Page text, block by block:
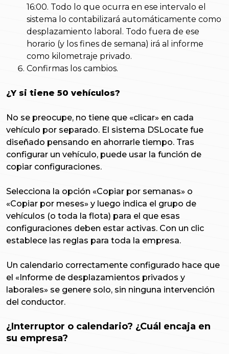
16:00. Todo lo que ocurra en ese intervalo el
sistema lo contabilizará automáticamente como
desplazamiento laboral. Todo fuera de ese
horario (y los fines de semana) irá al informe
como kilometraje privado.
Confirmas los cambios.
¿Y si tiene 50 vehículos?
No se preocupe, no tiene que «clicar» en cada
vehículo por separado. El sistema DSLocate fue
diseñado pensando en ahorrarle tiempo. Tras
configurar un vehículo, puede usar la función de
copiar configuraciones.
Selecciona la opción «Copiar por semanas» o
«Copiar por meses» y luego indica el grupo de
vehículos (o toda la flota) para el que esas
configuraciones deben estar activas. Con un clic
establece las reglas para toda la empresa.
Un calendario correctamente configurado hace que
el «Informe de desplazamientos privados y
laborales» se genere solo, sin ninguna intervención
del conductor.
¿Interruptor o calendario? ¿Cuál encaja en
su empresa?